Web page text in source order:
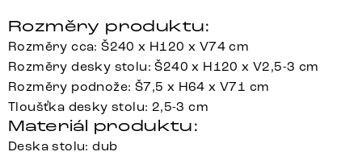
Rozměry produktu:
Rozměry cca: Š240 x H120 x V74 cm
Rozměry desky stolu: Š240 x H120 x V2,5-3 cm
Rozměry podnože: Š7,5 x H64 x V71 cm
Tloušťka desky stolu: 2,5-3 cm
Materiál produktu:
Deska stolu: dub